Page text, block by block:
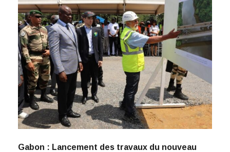
Gabon : Lancement des travaux du nouveau